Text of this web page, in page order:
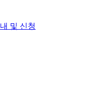
및 신청